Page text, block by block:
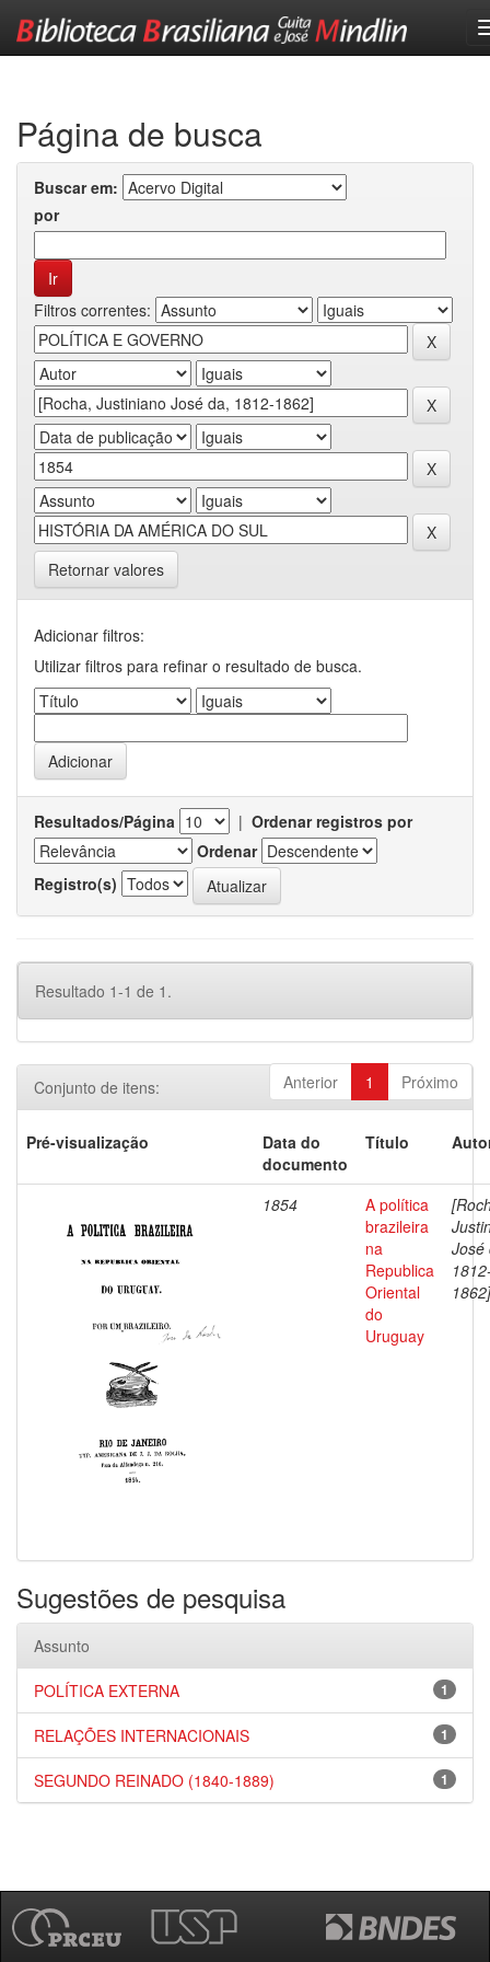
Página de busca
Buscar em:
por
Filtros correntes:
Retornar valores
Adicionar filtros:
Utilizar filtros para refinar o resultado de busca.
Resultados/Página | Ordenar registros por
Ordenar
Registro(s)
Resultado 1-1 de 1.
Anterior 1 Próximo
Conjunto de itens:
Pré-visualização
Data do
documento
Título
1854
A política
brazileira
na
Republica
Oriental
do
Uruguay
José
1862]
Sugestões de pesquisa
Assunto
1
POLÍTICA EXTERNA
1
RELAÇÕES INTERNACIONAIS
1
SEGUNDO REINADO (1840-1889)